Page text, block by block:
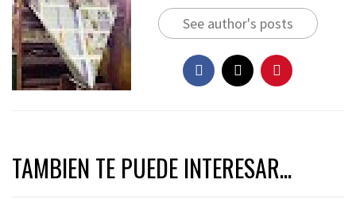
See author's posts
TAMBIEN TE PUEDE INTERESAR...